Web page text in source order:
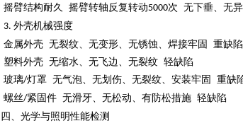
摇臂结构耐久
摇臂转轴反复转动5000次 无下垂、无
3. 外壳机械强度
金属外壳 无裂纹、无变形、无锈蚀、焊接牢固
重缺陷
塑料外壳 无缩水、无飞边、无裂纹 轻缺陷
玻璃/灯罩 无气泡、无划伤、无裂纹、安装牢固 重缺
螺丝/紧固件 无滑牙、无松动、有防松措施 轻缺陷
四 、光学与照明性能检测